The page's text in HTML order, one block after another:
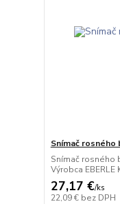
Snímač rosného
Snímač rosného
Výrobca
27,17 €/ks
22,09 € bez DPH